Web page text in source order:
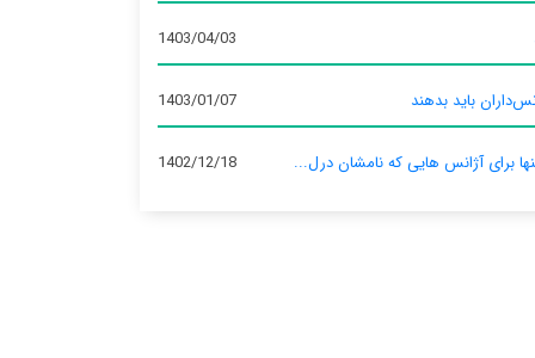
1403/04/03
باید بدهند 1403/01/07
برای آژانس‌ هایی که نامشان درل... 1402/12/18